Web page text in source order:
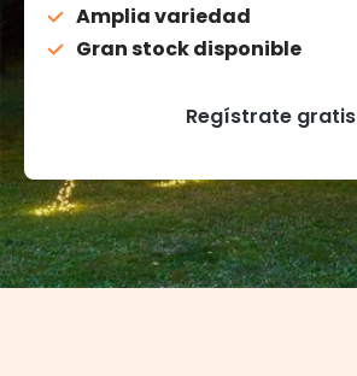
Amplia variedad
Gran stock disponible
Regístrate gratis